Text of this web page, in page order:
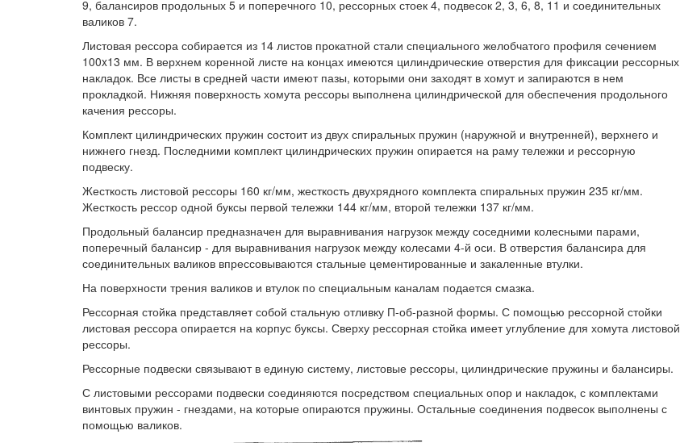
9, балансиров продольных 5 и поперечного 10, рессорных стоек 4, подвесок 2, 3, 6, 8, 11 и соединительных
валиков 7.
Листовая рессора собирается из 14 листов прокатной стали специального желобчатого профиля сечением
100x13 мм. В верхнем коренной листе на концах имеются цилиндрические отверстия для фиксации рессорных
накладок. Все листы в средней части имеют пазы, которыми они заходят в хомут и запираются в нем
прокладкой. Нижняя поверхность хомута рессоры выполнена цилиндрической для обеспечения продольного
качения рессоры.
Комплект цилиндрических пружин состоит из двух спиральных пружин (наружной и внутренней), верхнего и
нижнего гнезд. Последними комплект цилиндрических пружин опирается на раму тележки и рессорную
подвеску.
Жесткость листовой рессоры 160 кг/мм, жесткость двухрядного комплекта спиральных пружин 235 кг/мм.
Жесткость рессор одной буксы первой тележки 144 кг/мм, второй тележки 137 кг/мм.
Продольный балансир предназначен для выравнивания нагрузок между соседними колесными парами,
поперечный балансир - для выравнивания нагрузок между колесами 4-й оси. В отверстия балансира для
соединительных валиков впрессовываются стальные цементированные и закаленные втулки.
На поверхности трения валиков и втулок по специальным каналам подается смазка.
Рессорная стойка представляет собой стальную отливку П-об-разной формы. С помощью рессорной стойки
листовая рессора опирается на корпус буксы. Сверху рессорная стойка имеет углубление для хомута листовой
рессоры.
Рессорные подвески связывают в единую систему, листовые рессоры, цилиндрические пружины и балансиры.
С листовыми рессорами подвески соединяются посредством специальных опор и накладок, с комплектами
винтовых пружин - гнездами, на которые опираются пружины. Остальные соединения подвесок выполнены с
помощью валиков.